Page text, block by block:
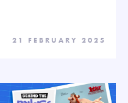
21 FEBRUARY 2025